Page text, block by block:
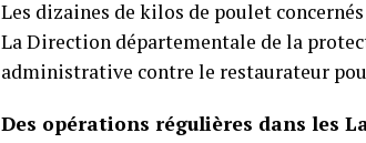
Les dizaines de kilos de poulet
La Direction départementale de la
administrative contre le restaurateur
Des opérations régulières dans les